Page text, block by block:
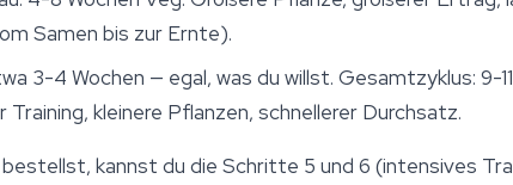
Samen bis zur Ernte).
3-4 Wochen — egal, was du willst. Gesamtzyklus: 9-
Training, kleinere Pflanzen, schnellerer Durchsatz.
kannst du die Schritte 5 und 6 (intensives